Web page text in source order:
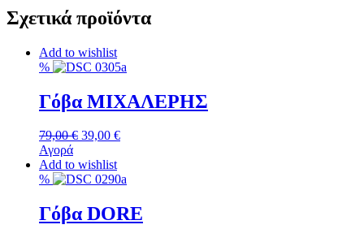
Σχετικά προϊόντα
Add to wishlist
%
Γόβα ΜΙΧΑΛΕΡΗΣ
79,00€ Original
was:
79,00 €.
39,00 €Η
είναι:
Αγορά
Αυτό
το
έχει
πολλαπλές
Add to wishlist
%
Γόβα DORE